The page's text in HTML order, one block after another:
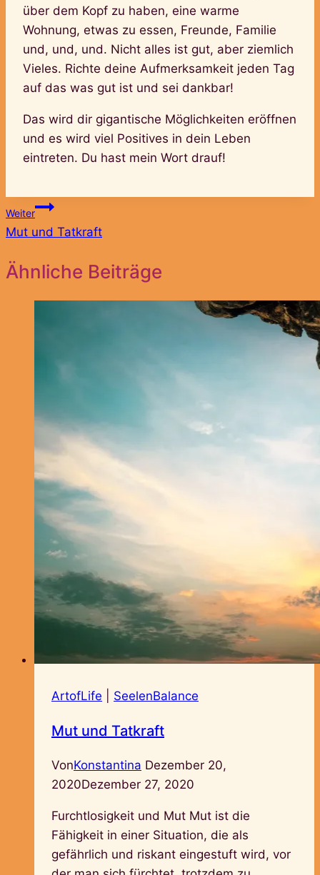
über dem Kopf zu haben, eine warme
Wohnung, etwas zu essen, Freunde, Familie
und, und, und. Nicht alles ist gut, aber ziemlich
Vieles. Richte deine Aufmerksamkeit jeden Tag
auf das was gut ist und sei dankbar!
Das wird dir gigantische Möglichkeiten eröffnen
und es wird viel Positives in dein Leben
eintreten. Du hast mein Wort drauf!
Beitragsnavigation
Weiter
Mut und Tatkraft
Ähnliche Beiträge
ArtofLife SeelenBalance
Mut und Tatkraft
VonKonstantina Dezember 20,
2020Dezember 27, 2020
Furchtlosigkeit und Mut Mut ist die
Fähigkeit in einer Situation, die als
gefährlich und riskant eingestuft wird, vor